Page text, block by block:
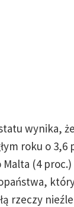
wynika,
roku o 3,6
Malta (4
rzeczy